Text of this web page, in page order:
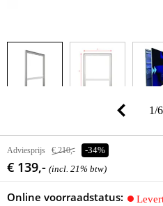
1/6
Adviesprijs € 210,- -34%
€ 139,- (incl. 21% btw)
Online voorraadstatus: